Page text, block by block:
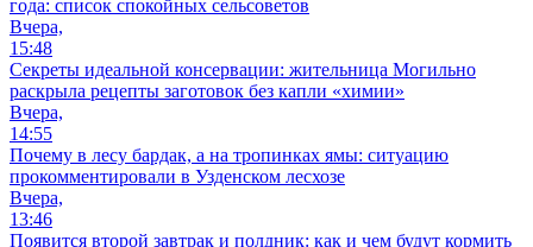
года: список спокойных сельсоветов
Вчера,
15:48
Секреты идеальной консервации: жительница Могильно
раскрыла рецепты заготовок без капли «химии»
Вчера,
14:55
Почему в лесу бардак, а на тропинках ямы: ситуацию
прокомментировали в Узденском лесхозе
Вчера,
13:46
Появится второй завтрак и полдник: как и чем будут кормить